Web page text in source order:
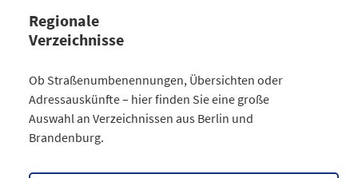
Regionale
Verzeichnisse
KategorieStraßenumbenennungen Berlin
2013
7
2014
8
2015
8
Ob Straßenumbenennungen, Übersichten oder
Adressauskünfte – hier finden Sie eine große
Auswahl an Verzeichnissen aus Berlin und
Brandenburg.